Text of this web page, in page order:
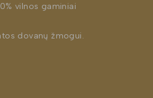
dovanų žmogui.